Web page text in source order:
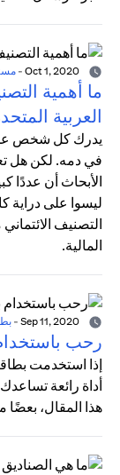
-
ما أهمية
العربية
يدرك كل شخص
في دمه. لكن هل
الأبحاث أن عددًا
ليسوا على دراية
التصنيف
المالية.
-
رحب
إذا استخدمت
أداة رائعة
هذا المقال، بعضًا